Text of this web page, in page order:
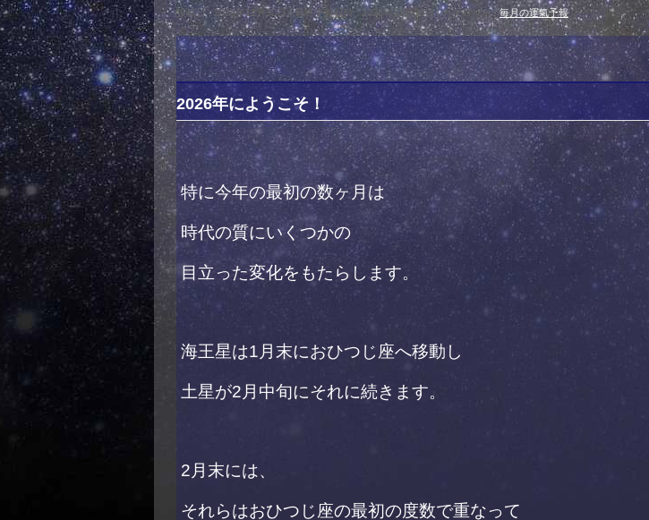
投稿日 : 2025年12月30日 最終更新日時 : 2025年12月30日 カテゴリー :毎月の運氣予報
2026年にようこそ！
特に今年の最初の数ヶ月は
時代の質にいくつかの
目立った変化をもたらします。
海王星は1月末におひつじ座へ移動し
土星が2月中旬にそれに続きます。
2月末には、
それらはおひつじ座の最初の度数で重なって